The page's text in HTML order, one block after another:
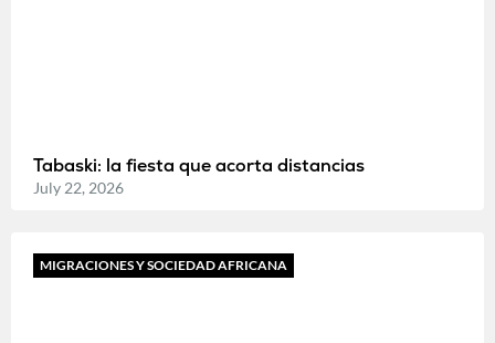
Tabaski: la fiesta que acorta distancias
July 22, 2026
MIGRACIONES Y SOCIEDAD AFRICANA